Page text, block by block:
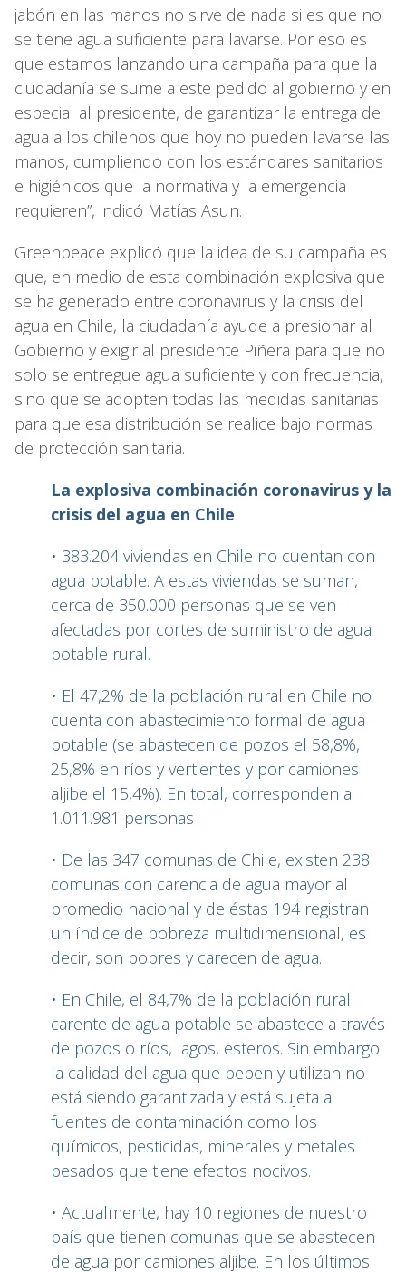
jabón en las manos no sirve de nada si es que no
se tiene agua suficiente para lavarse. Por eso es
que estamos lanzando una campaña para que la
ciudadanía se sume a este pedido al gobierno y en
especial al presidente, de garantizar la entrega de
agua a los chilenos que hoy no pueden lavarse las
manos, cumpliendo con los estándares sanitarios
e higiénicos que la normativa y la emergencia
requieren”, indicó Matías Asun.
Greenpeace explicó que la idea de su campaña es
que, en medio de esta combinación explosiva que
se ha generado entre coronavirus y la crisis del
agua en Chile, la ciudadanía ayude a presionar al
Gobierno y exigir al presidente Piñera para que no
solo se entregue agua suficiente y con frecuencia,
sino que se adopten todas las medidas sanitarias
para que esa distribución se realice bajo normas
de protección sanitaria.
La explosiva combinación coronavirus y la
crisis del agua en Chile
• 383.204 viviendas en Chile no cuentan con
agua potable. A estas viviendas se suman,
cerca de 350.000 personas que se ven
afectadas por cortes de suministro de agua
potable rural.
• El 47,2% de la población rural en Chile no
cuenta con abastecimiento formal de agua
potable (se abastecen de pozos el 58,8%,
25,8% en ríos y vertientes y por camiones
aljibe el 15,4%). En total, corresponden a
1.011.981 personas
• De las 347 comunas de Chile, existen 238
comunas con carencia de agua mayor al
promedio nacional y de éstas 194 registran
un índice de pobreza multidimensional, es
decir, son pobres y carecen de agua.
• En Chile, el 84,7% de la población rural
carente de agua potable se abastece a través
de pozos o ríos, lagos, esteros. Sin embargo
la calidad del agua que beben y utilizan no
está siendo garantizada y está sujeta a
fuentes de contaminación como los
químicos, pesticidas, minerales y metales
pesados que tiene efectos nocivos.
• Actualmente, hay 10 regiones de nuestro
país que tienen comunas que se abastecen
de agua por camiones aljibe. En los últimos